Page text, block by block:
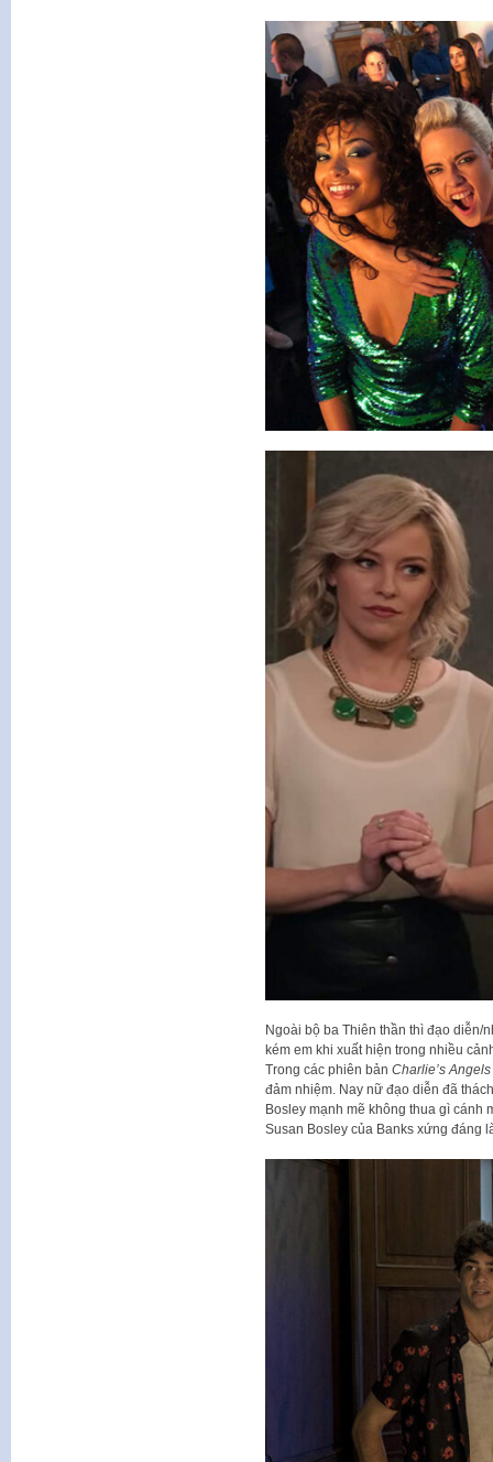
Ngoài bộ ba Thiên thần thì đạo diễn/
kém em khi xuất hiện trong nhiều
Trong các phiên bản Charlie’s Angels
đảm nhiệm. Nay nữ đạo diễn đã
Bosley mạnh mẽ không thua gì cánh
Susan Bosley của Banks xứng đáng